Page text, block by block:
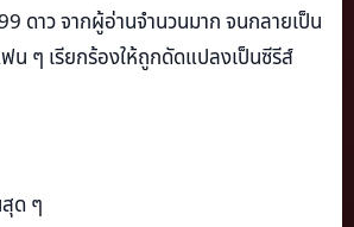
ดาว จากผู้อ่านจำนวนมาก จนกลายเป็น
น ๆ เรียกร้องให้ถูกดัดแปลงเป็นซีรีส์
ด ๆ